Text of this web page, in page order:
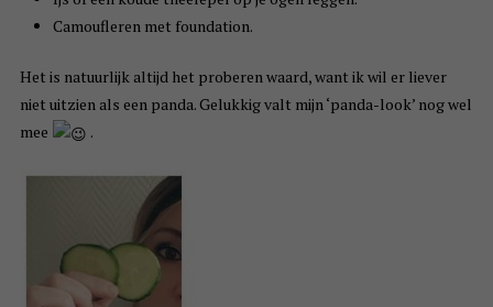
Camoufleren met foundation.
Het is natuurlijk altijd het proberen waard, want ik wil er liever
niet uitzien als een panda. Gelukkig valt mijn ‘panda-look’ nog wel
mee
.